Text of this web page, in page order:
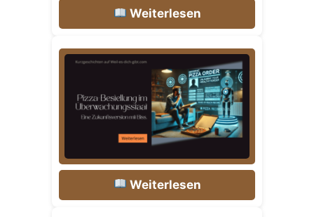
Weiterlesen
Weiterlesen